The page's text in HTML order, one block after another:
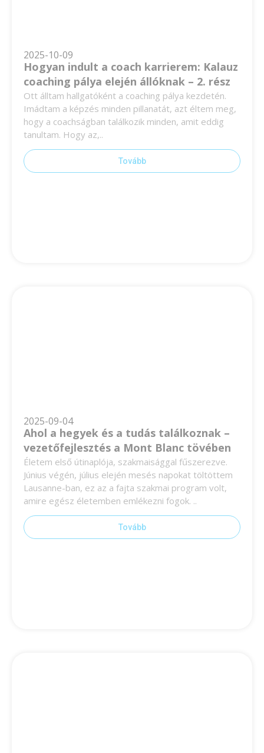
2025-10-09
Hogyan indult a coach karrierem: Kalauz
coaching pálya elején állóknak – 2. rész
Ott álltam hallgatóként a coaching pálya kezdetén.
Imádtam a képzés minden pillanatát, azt éltem meg,
hogy a coachságban találkozik minden, amit eddig
tanultam. Hogy az,..
Tovább
2025-09-04
Ahol a hegyek és a tudás találkoznak –
vezetőfejlesztés a Mont Blanc tövében
Életem első útinaplója, szakmaisággal fűszerezve.
Június végén, július elején mesés napokat töltöttem
Lausanne-ban, ez az a fajta szakmai program volt,
amire egész életemben emlékezni fogok. ..
Tovább